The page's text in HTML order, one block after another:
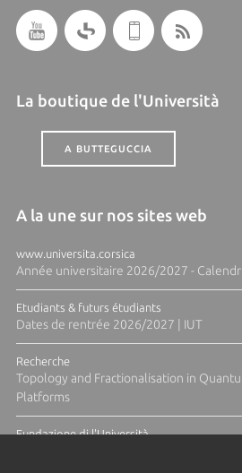
La boutique de l'Università
A BUTTEGUCCIA
A la une sur nos sites web
www.universita.corsica
Année universitaire 2026/2027 -
Etudiants & futurs étudiants
Dates de rentrée 2026/2027 | IUT
Recherche
Topology and Fractionalisation in
Platforms
Fundazione di l'Università